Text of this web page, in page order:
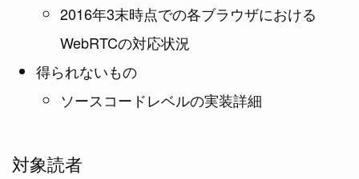
2016年3末時点での各ブラウザにおける
WebRTCの対応状況
得られないもの
ソースコードレベルの実装詳細
対象読者